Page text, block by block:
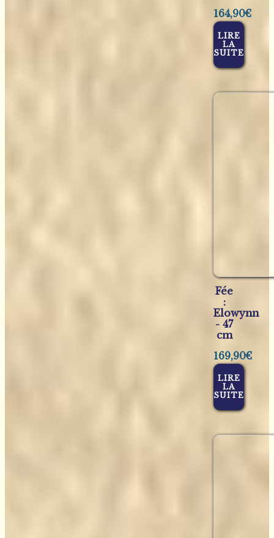
164,90€
LIRE
LA
SUITE
Fée
:
Elowynn
- 47
cm
169,90€
LIRE
LA
SUITE